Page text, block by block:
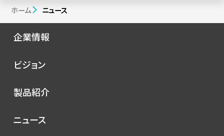
ホーム ニュース
企業情報
会社概要
ビジョン
トップメッセージ
製品紹介
コンセプト
ニュース